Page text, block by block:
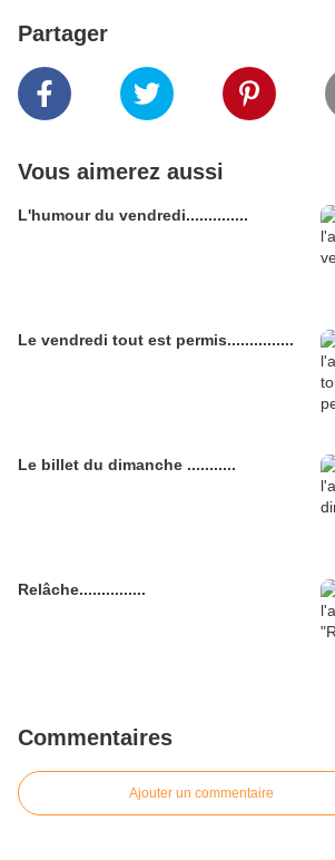
Partager
Vous aimerez aussi
L'humour du vendredi..............
Le vendredi tout est permis...............
Le billet du dimanche ...........
Relâche...............
Commentaires
Ajouter un commentaire